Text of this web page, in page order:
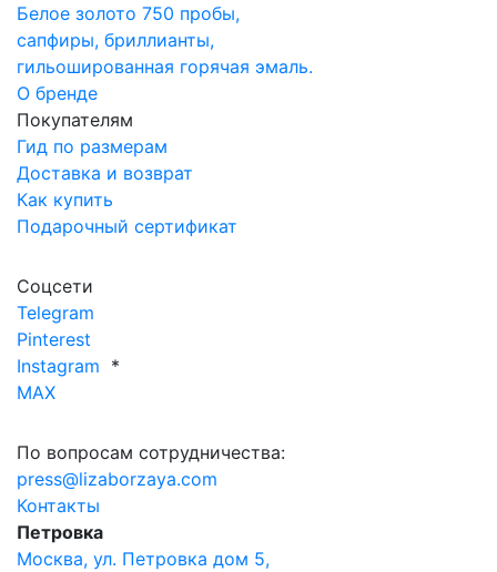
Белое золото 750 пробы,
сапфиры, бриллианты,
гильошированная горячая эмаль.
О бренде
Покупателям
Гид по размерам
Доставка и возврат
Как купить
Подарочный сертификат
Соцсети
Telegram
Pinterest
Instagram *
MAX
По вопросам сотрудничества:
press@lizaborzaya.com
Контакты
Петровка
Москва, ул. Петровка дом 5,